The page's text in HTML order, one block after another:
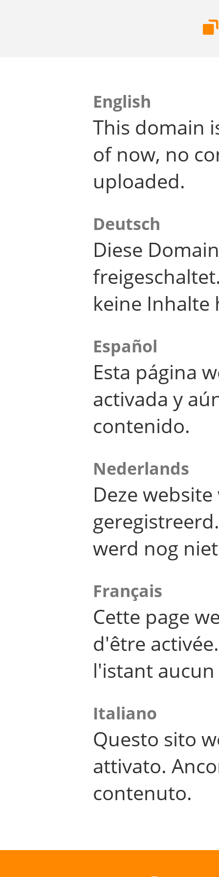
English
This domain
of now, no
uploaded.
Deutsch
Diese
keine Inhalte
Español
Esta página
activada y
contenido.
Nederlands
Deze
werd nog
Français
Cette page
d'être
l'istant
Italiano
Questo sito
attivato.
contenuto.